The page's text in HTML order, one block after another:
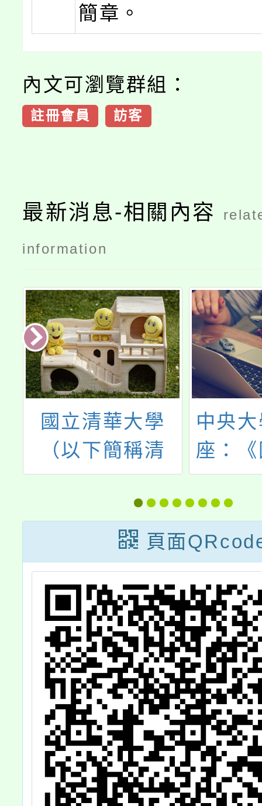
簡章。
內文可瀏覽群組：
註冊會員 訪客
最新消息-相關內容
information
國立清華大學
（以下簡稱清
大）「115年中
小學雙語教學在
職教師增能學分
班」
中央
座：
教育
16》
頁面